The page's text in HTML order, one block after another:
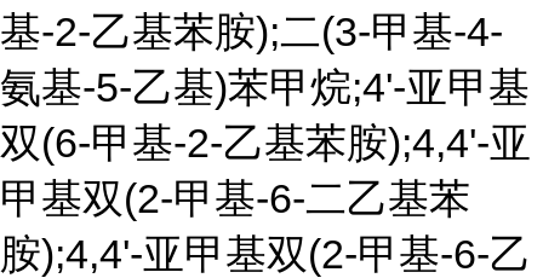
基-2-乙基苯胺);二(3-甲基-4-
氨基-5-乙基)苯甲烷;4'-亚甲基
双(6-甲基-2-乙基苯胺);4,4'-亚
甲基双(2-甲基-6-二乙基苯
胺);4,4'-亚甲基双(2-甲基-6-乙